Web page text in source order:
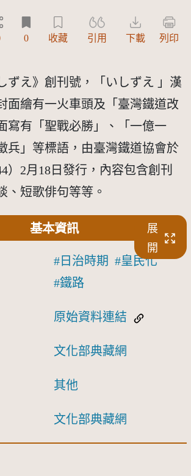
本平台有限度公開瀏覽
0 收藏 引用 下載 列印
ずえ》創刊號，「いしずえ 」漢
面繪有一火車頭及「臺灣鐵道改
寫有「聖戰必勝」、「一億一
兵」等標語，由臺灣鐵道協會於
）2月18日發行，內容包含創刊
、短歌俳句等等。
基本資訊
展
開
日治時期
皇民化
鐵路
原始資料連結
文化部典藏網
其他
文化部典藏網